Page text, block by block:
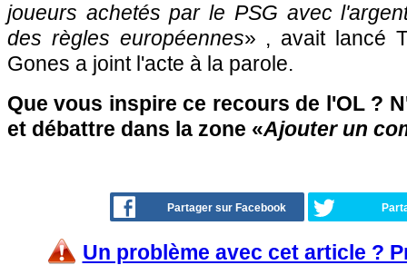
joueurs achetés par le PSG avec
des règles européennes» , avait lancé
Gones a joint l'acte à la parole.
Que vous inspire ce recours de l'OL ?
et débattre dans la zone «Ajouter un
Partager sur Facebook
Un problème avec cet article ?